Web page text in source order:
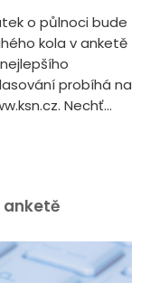
o půlnoci bude
kola v anketě
probíhá na
Nechť...
anketě